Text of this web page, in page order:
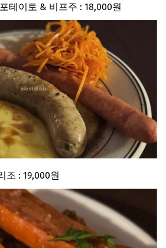
테이토 & 비프주 : 18,000원
조 : 19,000원